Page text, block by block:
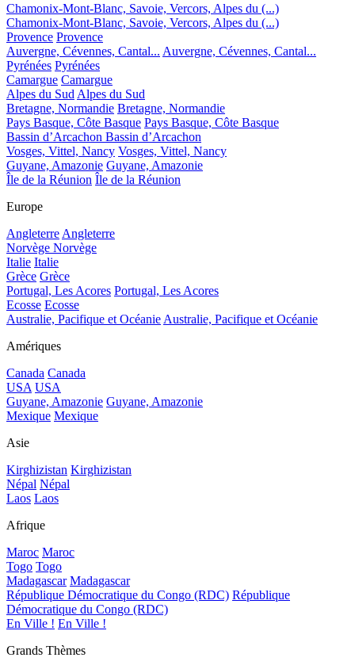
Chamonix-Mont-Blanc, Savoie, Vercors, Alpes du (...)
Chamonix-Mont-Blanc, Savoie, Vercors, Alpes du (...)
Provence Provence
Auvergne, Cévennes, Cantal... Auvergne, Cévennes, Cantal...
Pyrénées Pyrénées
Camargue Camargue
Alpes du Sud Alpes du Sud
Bretagne, Normandie Bretagne, Normandie
Pays Basque, Côte Basque Pays Basque, Côte Basque
Bassin d’Arcachon Bassin d’Arcachon
Vosges, Vittel, Nancy Vosges, Vittel, Nancy
Guyane, Amazonie Guyane, Amazonie
Île de la Réunion Île de la Réunion
Europe
Angleterre Angleterre
Norvège Norvège
Italie Italie
Grèce Grèce
Portugal, Les Acores Portugal, Les Acores
Ecosse Ecosse
Australie, Pacifique et Océanie Australie, Pacifique et Océanie
Amériques
Canada Canada
USA USA
Guyane, Amazonie Guyane, Amazonie
Mexique Mexique
Asie
Kirghizistan Kirghizistan
Népal Népal
Laos Laos
Afrique
Maroc Maroc
Togo Togo
Madagascar Madagascar
République Démocratique du Congo (RDC) République
Démocratique du Congo (RDC)
En Ville ! En Ville !
Grands Thèmes